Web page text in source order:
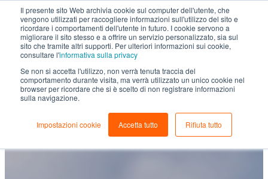
Il presente sito Web archivia cookie sul computer dell'utente, che
vengono utilizzati per raccogliere informazioni sull'utilizzo del sito e
ricordare i comportamenti dell'utente in futuro. I cookie servono a
migliorare il sito stesso e a offrire un servizio personalizzato, sia sul
sito che tramite altri supporti. Per ulteriori informazioni sui cookie,
consultare l'informativa sulla privacy
Se non si accetta l'utilizzo, non verrà tenuta traccia del
comportamento durante visita, ma verrà utilizzato un unico cookie nel
browser per ricordare che si è scelto di non registrare informazioni
sulla navigazione.
Impostazioni cookie Accetta tutto Rifiuta tutto